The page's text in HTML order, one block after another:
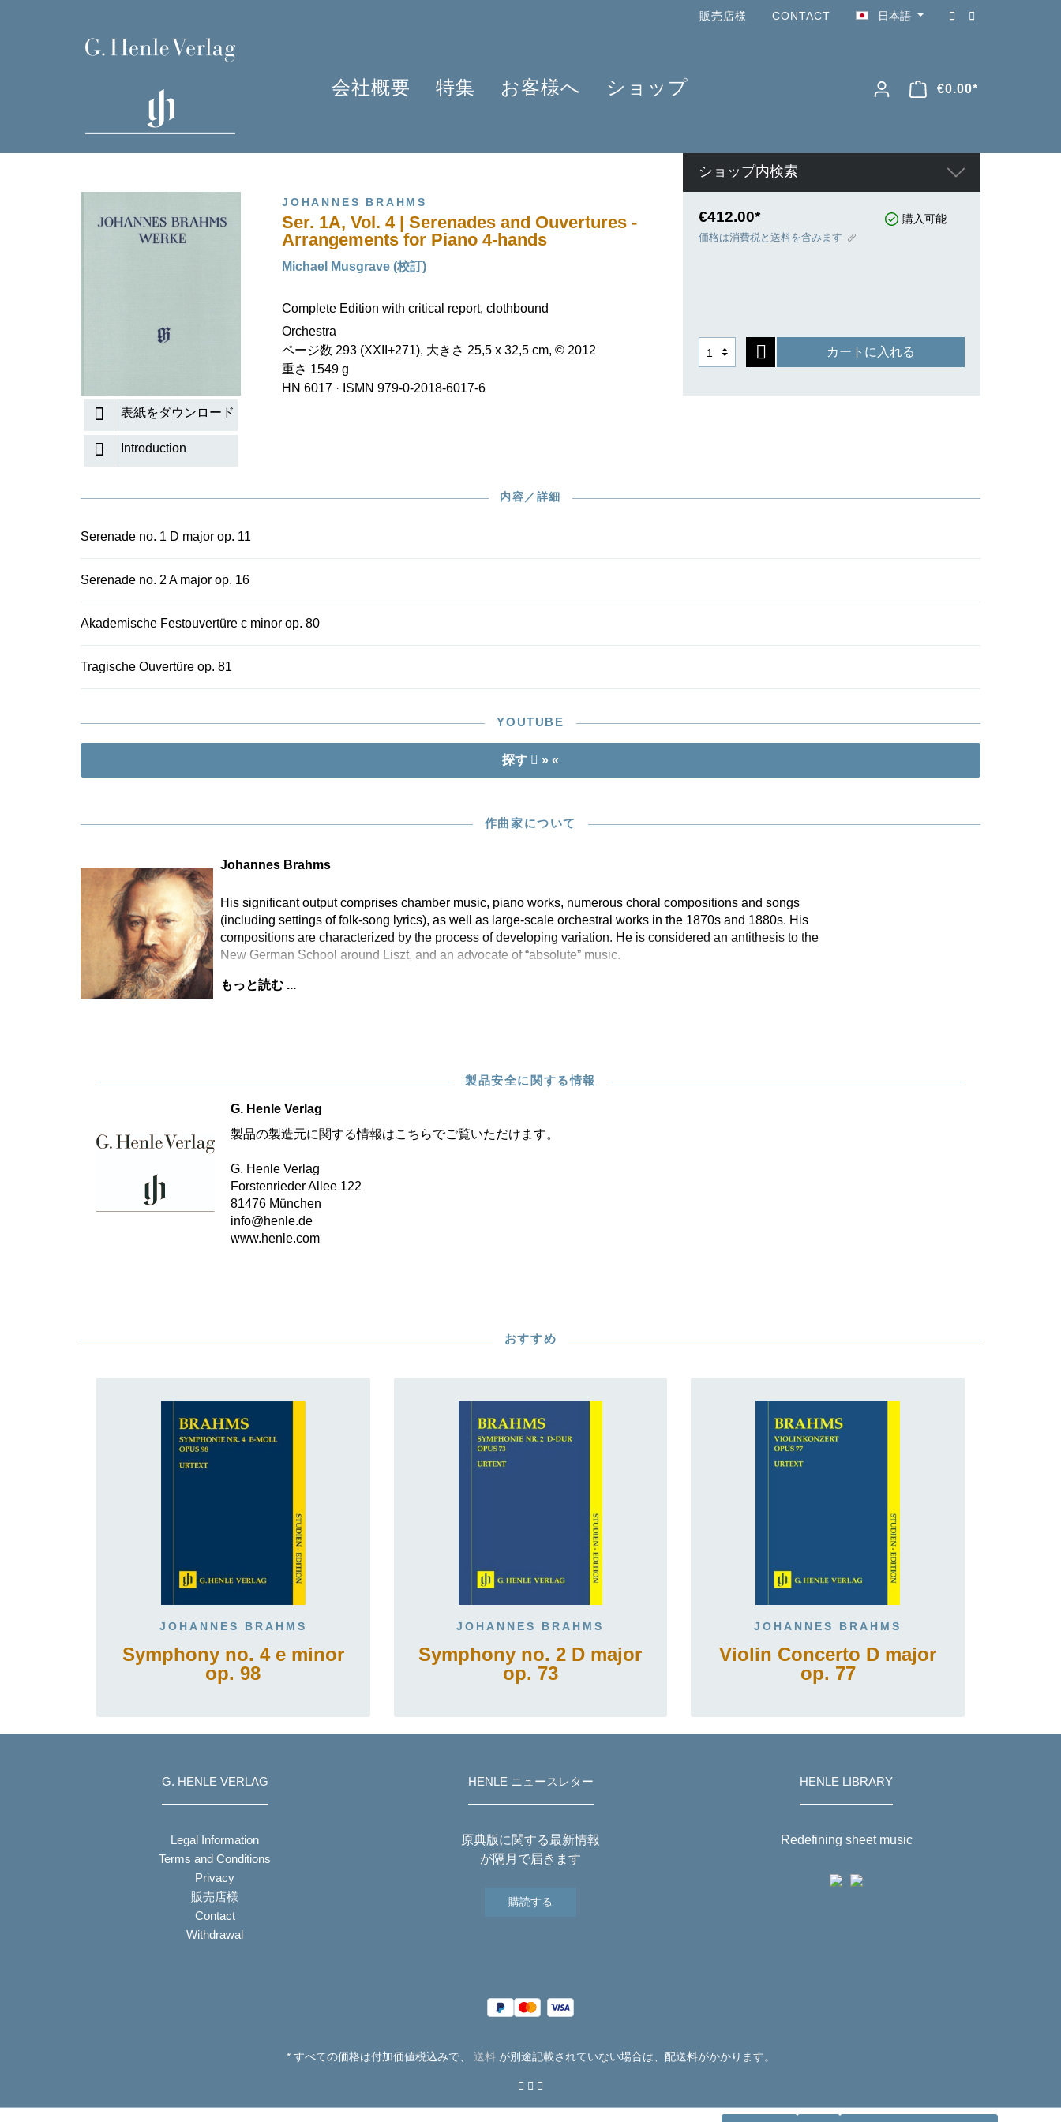
販売店様 CONTACT 日本語
会社概要 特集 お客様へ ショップ
原典版とは
アプリ・ヘンレライブラリ
ギュンター・ヘンレ
社会貢献
ショパンのワルツ - 2024年の発見
ピアノ協奏曲
シェーンベルク 2024
HENLE4STRINGS
作曲家キーシン
リヒャルト・シュトラウス
情報資料
販売店検索
学ぶ・教える
お知らせ
楽器編成
€0.00*
ショップ内検索
表紙をダウンロード
Introduction
JOHANNES BRAHMS
Ser. 1A, Vol. 4 | Serenades and Ouvertures -
Arrangements for Piano 4-hands
Michael Musgrave (校訂)
Complete Edition with critical report, clothbound
Orchestra
ページ数 293 (XXII+271), 大きさ 25,5 x 32,5 cm, © 2012
重さ 1549 g
HN 6017 · ISMN 979-0-2018-6017-6
€412.00* 購入可能
価格は消費税と送料を含みます
カートに入れる
内容／詳細
Serenade no. 1 D major op. 11
Serenade no. 2 A major op. 16
Akademische Festouvertüre c minor op. 80
Tragische Ouvertüre op. 81
YOUTUBE
探す » «
作曲家について
Johannes Brahms
His significant output comprises chamber music, piano works, numerous choral compositions and songs
(including settings of folk-song lyrics), as well as large-scale orchestral works in the 1870s and 1880s. His
compositions are characterized by the process of developing variation. He is considered an antithesis to the
New German School around Liszt, and an advocate of “absolute” music.
もっと読む ...
製品安全に関する情報
G. Henle Verlag
製品の製造元に関する情報はこちらでご覧いただけます。
G. Henle Verlag
Forstenrieder Allee 122
81476 München
info@henle.de
www.henle.com
おすすめ
JOHANNES BRAHMS
Symphony no. 4 e minor
op. 98
JOHANNES BRAHMS
Symphony no. 2 D major
op. 73
JOHANNES BRAHMS
Violin Concerto D major
op. 77
G. HENLE VERLAG
Legal Information
Terms and Conditions
Privacy
販売店様
Contact
Withdrawal
HENLE ニュースレター
原典版に関する最新情報
が隔月で届きます
購読する
HENLE LIBRARY
Redefining sheet music
* すべての価格は付加価値税込みで、 送料が別途記載されていない場合は、配送料がかかります。